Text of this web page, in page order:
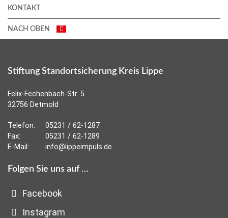
KONTAKT
NACH OBEN
Stiftung Standortsicherung Kreis Lippe
Felix-Fechenbach-Str. 5
32756 Detmold
Telefon:
05231 / 62-1287
Fax:
05231 / 62-1289
E-Mail:
info@lippeimpuls.de
Folgen Sie uns auf …
Facebook
Instagram